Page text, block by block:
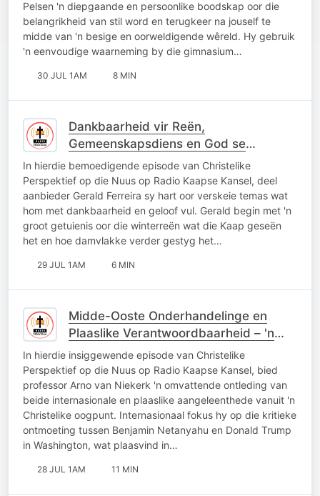
Pelsen 'n diepgaande en persoonlike boodskap oor die
belangrikheid van stil word en terugkeer na jouself te
midde van 'n besige en oorweldigende wêreld. Hy gebruik
'n eenvoudige waarneming by die gimnasium…
30 JUL 1AM 8 MIN
Dankbaarheid vir Reën,
Gemeenskapsdiens en God se
Skepping – 'n Christelike Perspektief
In hierdie bemoedigende episode van Christelike
Perspektief op die Nuus op Radio Kaapse Kansel, deel
aanbieder Gerald Ferreira sy hart oor verskeie temas wat
hom met dankbaarheid en geloof vul. Gerald begin met 'n
groot getuienis oor die winterreën wat die Kaap geseën
het en hoe damvlakke verder gestyg het…
29 JUL 1AM 6 MIN
Midde-Ooste Onderhandelinge en
Plaaslike Verantwoordbaarheid – 'n
Christelike Perspektief
In hierdie insiggewende episode van Christelike
Perspektief op die Nuus op Radio Kaapse Kansel, bied
professor Arno van Niekerk 'n omvattende ontleding van
beide internasionale en plaaslike aangeleenthede vanuit 'n
Christelike oogpunt. Internasionaal fokus hy op die kritieke
ontmoeting tussen Benjamin Netanyahu en Donald Trump
in Washington, wat plaasvind in…
28 JUL 1AM 11 MIN